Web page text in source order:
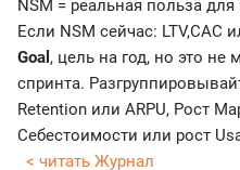
NSM = реальная польза для
Если NSM сейчас: LTV,CAC
Goal , цель на год, но это
спринта.
Retention или ARPU, Рост
Себестоимости или рост
< читать Журнал